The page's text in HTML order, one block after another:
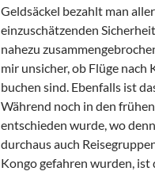
Geldsäckel bezahlt man
einzuschätzenden
nahezu
mir unsicher, ob Flüge
buchen sind. Ebenfalls ist
Während noch in den
entschieden wurde, wo
durchaus auch
Kongo gefahren wurden,